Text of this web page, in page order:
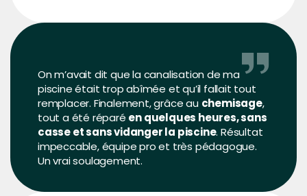
On m’avait dit que la canalisation de ma
piscine était trop abîmée et qu’il fallait tout
remplacer. Finalement, grâce au chemisage,
tout a été réparé en quelques heures, sans
casse et sans vidanger la piscine. Résultat
impeccable, équipe pro et très pédagogue.
Un vrai soulagement.